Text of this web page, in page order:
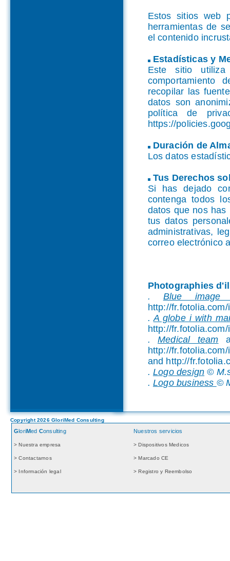
Estos sitios web
herramientas de
el contenido
Estadísticas y
Este sitio
comportamiento
recopilar las
datos son
política de
https://
Duración de
Los datos
Tus Derechos
Si has dejado
contenga todos
datos que nos has
tus datos
administrativas,
correo electrónico
Photographies
. Blue
http://
.A globe i with
http://
.Medical team
http://
and http://
. Logo design ©
. Logo business ©
Copyright 2026 GloriMed Consulting
GloriMed Consulting Nuestros servicios
> Nuestra empresa > Dispositivos Medicos
> Contactarnos > Marcado CE
> Información legal > Registro y Reembolso